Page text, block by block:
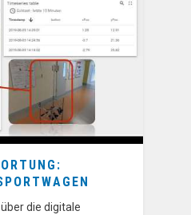
die digitale